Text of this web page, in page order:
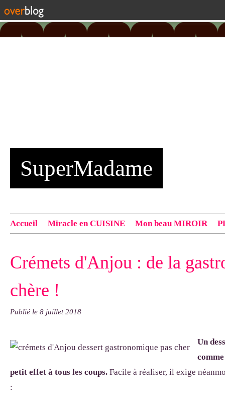
SuperMadame
Accueil Miracle en CUISINE Mon beau MIROIR
exemple : "Bonnet cloche From Annie", "Veste Rue
Crémets d'Anjou : de la
chère !
Publié le 8 juillet 2018
Un
petit effet à tous les coups. Facile à réaliser, il exige
: